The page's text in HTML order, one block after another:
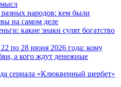
народов: кем были
на самом деле
какие знаки сулят богатство
по 28 июня 2026 года: кому
а кого ждут денежные
сериала «Клюквенный щербет»